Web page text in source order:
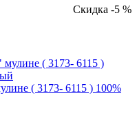
Скидка -5 %
( 3173- 6115 ) 100%